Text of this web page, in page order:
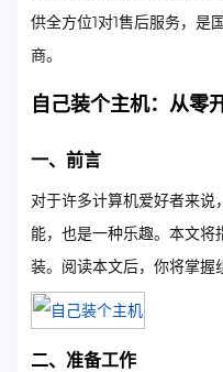
供全方位1对1售后服务，是
商。
自己装个主机：从零
一、前言
对于许多计算机爱好者来说
能，也是一种乐趣。本文将
装。阅读本文后，你将掌握
二、准备工作